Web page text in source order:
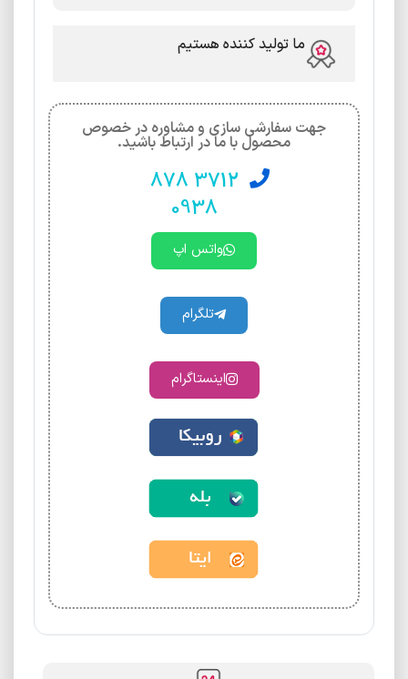
ما تولید کننده هستیم
جهت سفارشی سازی و مشاوره در خصوص
محصول با ما در ارتباط باشید.
3712 878
0938
واتس اپ
تلگرام
اینستاگرام